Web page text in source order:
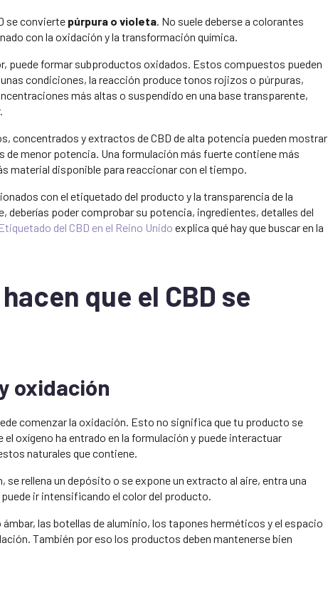
se convierte púrpura o violeta. No suele deberse a colorantes
con la oxidación y la transformación química.
puede formar subproductos oxidados. Estos compuestos pueden
condiciones, la reacción produce tonos rojizos o púrpuras,
más altas o suspendido en una base transparente,
concentrados y extractos de CBD de alta potencia pueden mostrar
menor potencia. Una formulación más fuerte contiene más
material disponible para reaccionar con el tiempo.
con el etiquetado del producto y la transparencia de la
poder comprobar su potencia, ingredientes, detalles del
Etiquetado del CBD en el Reino Unido explica qué hay que buscar en la
que el CBD se
oxidación
comenzar la oxidación. Esto no significa que tu producto se
oxígeno ha entrado en la formulación y puede interactuar
naturales que contiene.
se rellena un depósito o se expone un extracto al aire, entra una
ir intensificando el color del producto.
las botellas de aluminio, los tapones herméticos y el espacio
También por eso los productos deben mantenerse bien